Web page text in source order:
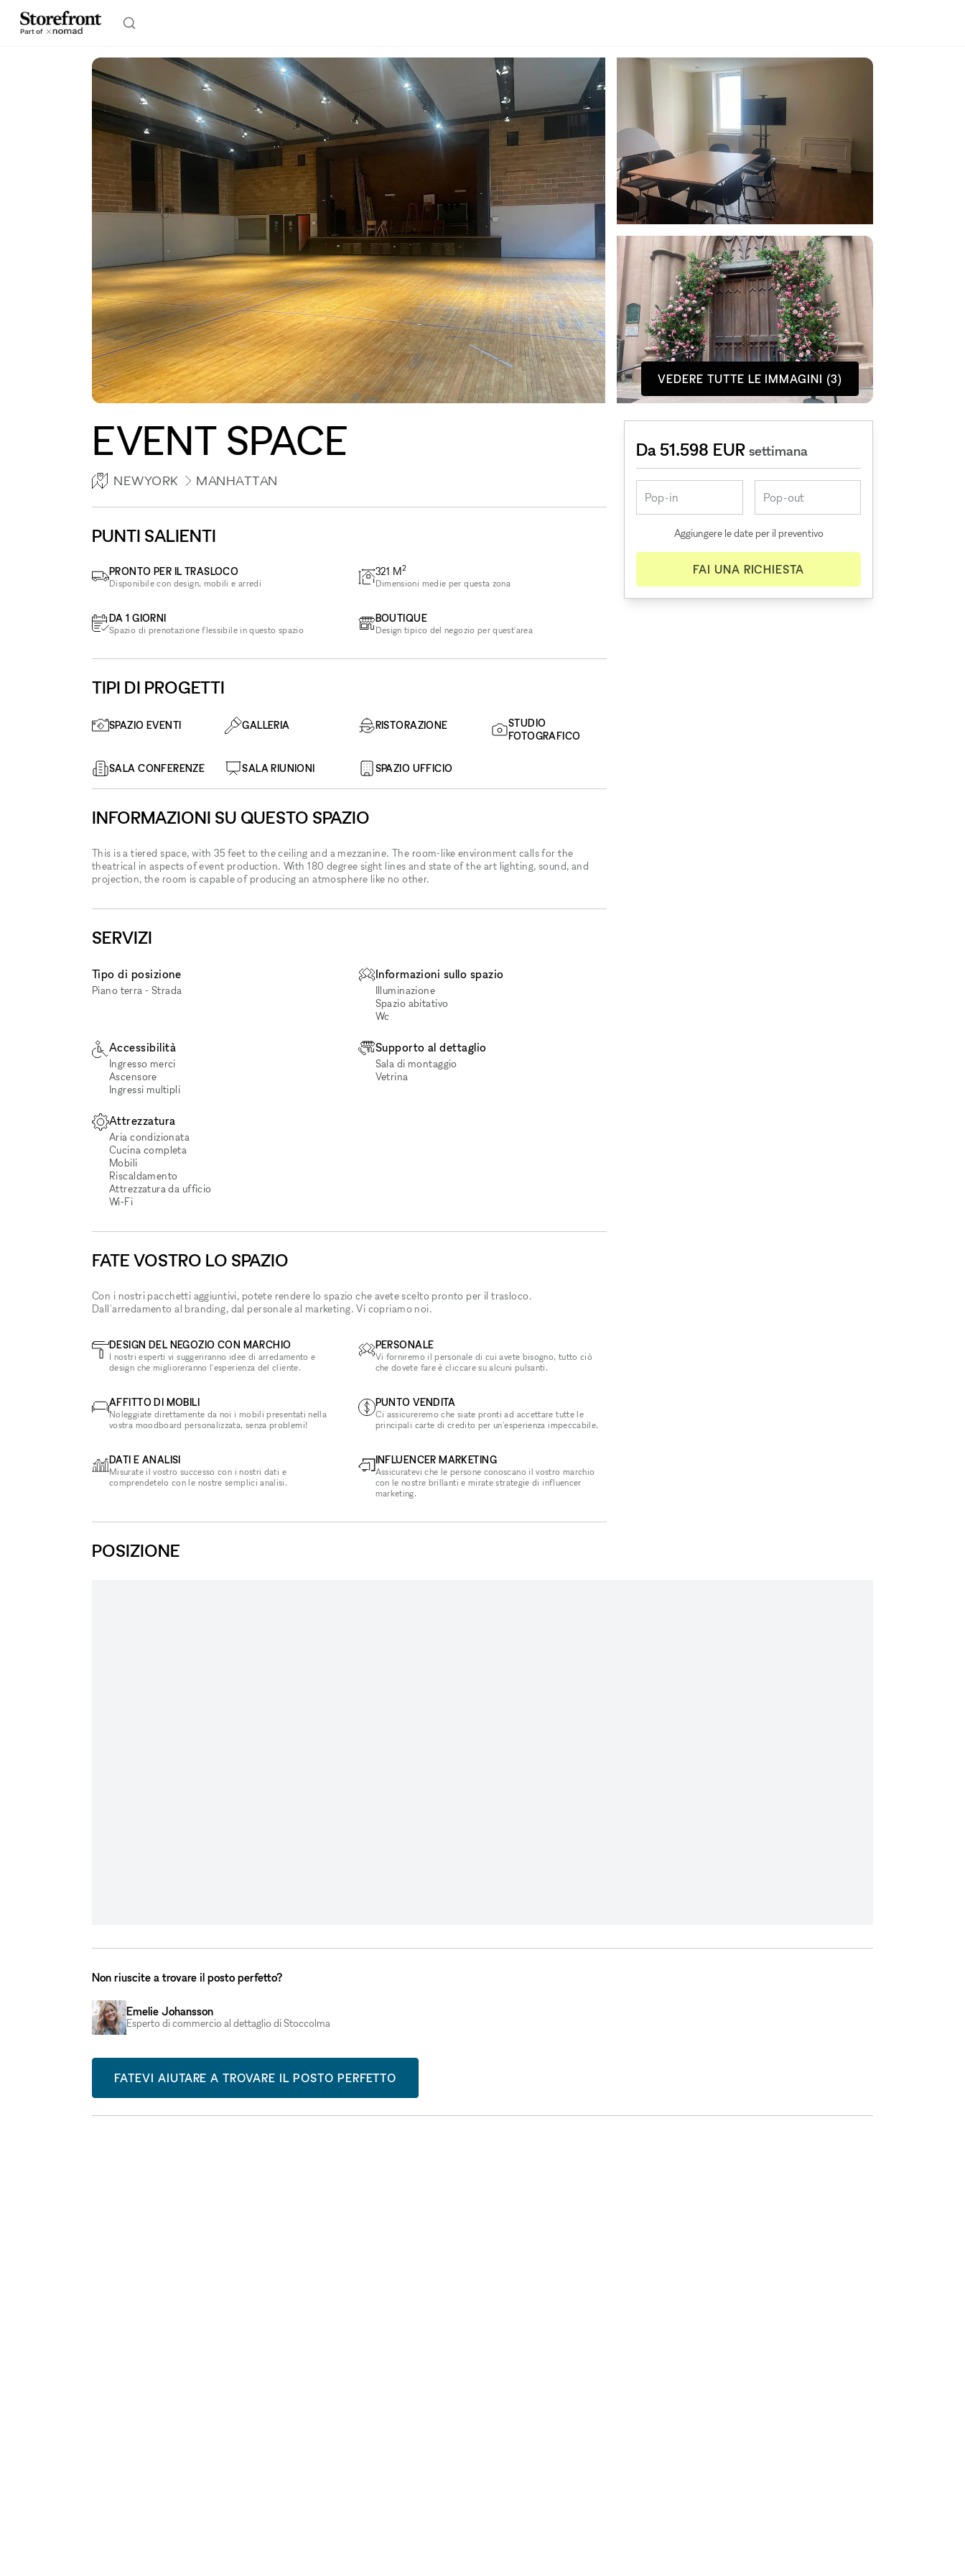
VEDERE TUTTE LE IMMAGINI (3)
EVENT SPACE
NEWYORK MANHATTAN
PUNTI SALIENTI
PRONTO PER IL TRASLOCO
Disponibile con design, mobili e arredi
DA 1 GIORNI
Spazio di prenotazione flessibile in questo spazio
321 M2
Dimensioni medie per questa zona
BOUTIQUE
Design tipico del negozio per quest'area
TIPI DI PROGETTI
SPAZIO EVENTI GALLERIA RISTORAZIONE
STUDIO
FOTOGRAFICO
SALA CONFERENZE SALA RIUNIONI SPAZIO UFFICIO
INFORMAZIONI SU QUESTO SPAZIO
This is a tiered space, with 35 feet to the ceiling and a mezzanine. The room-like environment calls for the
theatrical in aspects of event production. With 180 degree sight lines and state of the art lighting, sound, and
projection, the room is capable of producing an atmosphere like no other.
SERVIZI
Tipo di posizione
Piano terra - Strada
Informazioni sullo spazio
Illuminazione
Spazio abitativo
Wc
Accessibilità
Ingresso merci
Ascensore
Ingressi multipli
Supporto al dettaglio
Sala di montaggio
Vetrina
Attrezzatura
Aria condizionata
Cucina completa
Mobili
Riscaldamento
Attrezzatura da ufficio
Wi‑Fi
FATE VOSTRO LO SPAZIO
Con i nostri pacchetti aggiuntivi, potete rendere lo spazio che avete scelto pronto per il trasloco.
Dall'arredamento al branding, dal personale al marketing. Vi copriamo noi.
DESIGN DEL NEGOZIO CON MARCHIO
I nostri esperti vi suggeriranno idee di arredamento e
design che miglioreranno l'esperienza del cliente.
AFFITTO DI MOBILI
Noleggiate direttamente da noi i mobili presentati nella
vostra moodboard personalizzata, senza problemi!
DATI E ANALISI
Misurate il vostro successo con i nostri dati e
comprendetelo con le nostre semplici analisi.
PERSONALE
Vi forniremo il personale di cui avete bisogno, tutto ciò
che dovete fare è cliccare su alcuni pulsanti.
PUNTO VENDITA
Ci assicureremo che siate pronti ad accettare tutte le
principali carte di credito per un'esperienza impeccabile.
INFLUENCER MARKETING
Assicuratevi che le persone conoscano il vostro marchio
con le nostre brillanti e mirate strategie di influencer
marketing.
Da 51.598 EURsettimana
Aggiungere le date per il preventivo
FAI UNA RICHIESTA
POSIZIONE
Non riuscite a trovare il posto perfetto?
Emelie Johansson
Esperto di commercio al dettaglio di Stoccolma
FATEVI AIUTARE A TROVARE IL POSTO PERFETTO